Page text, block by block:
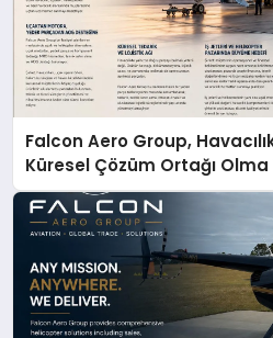
Falcon Aero Group,
Küresel Çözüm Ortağı